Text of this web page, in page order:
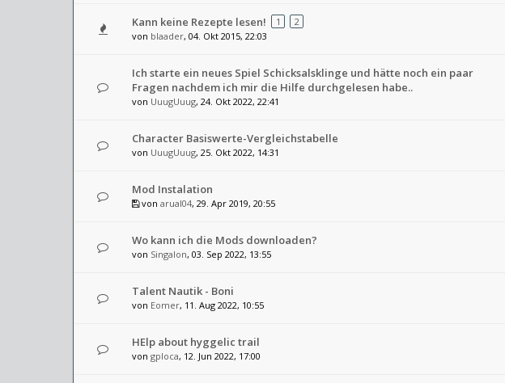
Kann keine Rezepte lesen! 1
2
von blaader, 04. Okt 2015, 22:03
Ich starte ein neues Spiel Schicksalsklinge und hätte noch ein paar
Fragen nachdem ich mir die Hilfe durchgelesen habe..
von UuugUuug, 24. Okt 2022, 22:41
Character Basiswerte-Vergleichstabelle
von UuugUuug, 25. Okt 2022, 14:31
Mod Instalation
von arual04, 29. Apr 2019, 20:55
Wo kann ich die Mods downloaden?
von Singalon, 03. Sep 2022, 13:55
Talent Nautik - Boni
von Eomer, 11. Aug 2022, 10:55
HElp about hyggelic trail
von gploca, 12. Jun 2022, 17:00